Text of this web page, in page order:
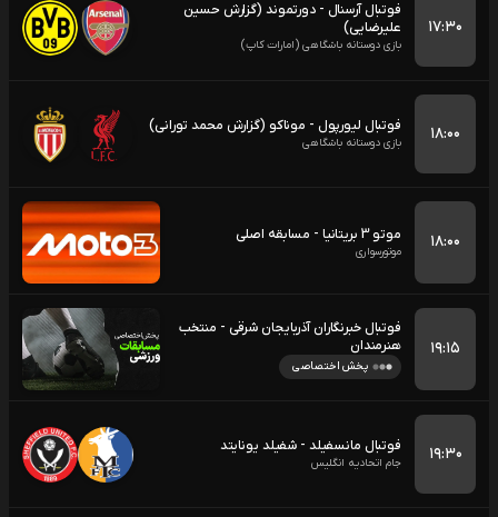
۱۷:۳۰
فوتبال آرسنال - دورتموند (گزارش حسین
علیرضایی)
بازی دوستانه باشگاهی (امارات کاپ)
۱۸:۰۰ فوتبال لیورپول - موناکو (گزارش محمد تورانی)
بازی دوستانه باشگاهی
۱۸:۰۰ موتو 3 بریتانیا - مسابقه اصلی
موتورسواری
۱۹:۱۵
فوتبال خبرنگاران آذربایجان شرقی - منتخب
هنرمندان
پخش اختصاصی
۱۹:۳۰ فوتبال مانسفیلد - شفیلد یونایتد
جام اتحادیه انگلیس